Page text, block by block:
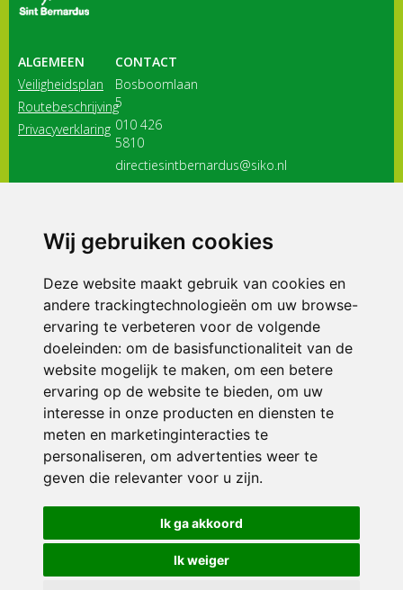
Wij gebruiken cookies
Deze website maakt gebruik van cookies en
andere trackingtechnologieën om uw browse-
ervaring te verbeteren voor de volgende
doeleinden: om de basisfunctionaliteit van de
website mogelijk te maken, om een betere
ervaring op de website te bieden, om uw
interesse in onze producten en diensten te
meten en marketinginteracties te
personaliseren, om advertenties weer te
geven die relevanter voor u zijn.
Ik ga akkoord
Ik weiger
ALGEMEEN
Veiligheidsplan
Routebeschrijving
Privacyverklaring
CONTACT
Bosboomlaan
5
010 426
5810
directiesintbernardus@siko.nl
3116 JB
ONDERDEEL VAN
© 2026 Sint Bernardus | Alle rechten voorbehouden
Privacy policy|Disclaimer| Klachtenregeling|RSIN en Anbi
voorkeuren
Crealisatie The MindOffice